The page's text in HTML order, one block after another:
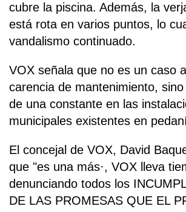
cubre la piscina. Además, la
está rota en varios puntos, lo
vandalismo continuado.
VOX señala que no es un caso
carencia de mantenimiento,
de una constante en las
municipales existentes en
El concejal de VOX, David
que "es una más·, VOX lleva
denunciando todos los
DE LAS PROMESAS QUE EL